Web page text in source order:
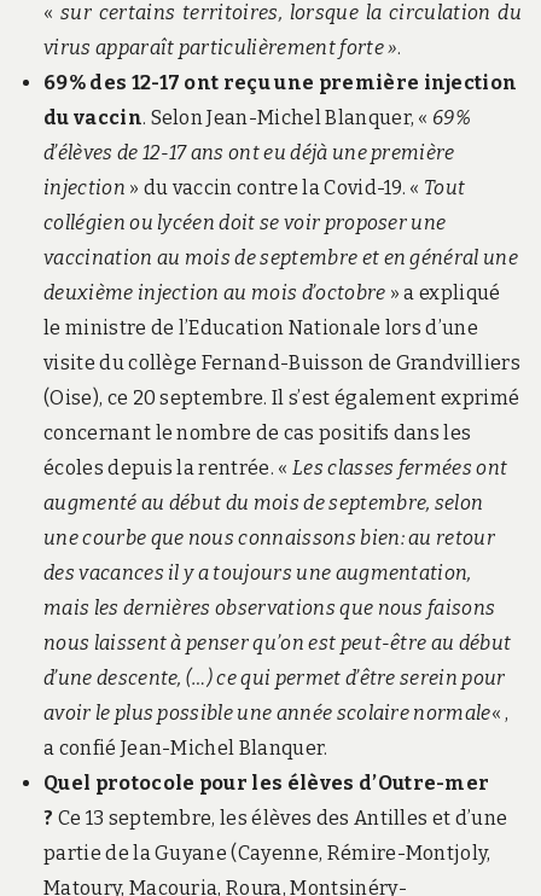
«sur certains territoires, lorsque la circulation du
virus apparaît particulièrement forte ».
69% des 12-17 ont reçu une première injection
du vaccin. Selon Jean-Michel Blanquer, « 69%
d’élèves de 12-17 ans ont eu déjà une première
injection » du vaccin contre la Covid-19. « Tout
collégien ou lycéen doit se voir proposer une
vaccination au mois de septembre et en général une
deuxième injection au mois d’octobre » a expliqué
le ministre de l’Education Nationale lors d’une
visite du collège Fernand-Buisson de Grandvilliers
(Oise), ce 20 septembre. Il s’est également exprimé
concernant le nombre de cas positifs dans les
écoles depuis la rentrée. « Les classes fermées ont
augmenté au début du mois de septembre, selon
une courbe que nous connaissons bien: au retour
des vacances il y a toujours une augmentation,
mais les dernières observations que nous faisons
nous laissent à penser qu’on est peut-être au début
d’une descente, (…) ce qui permet d’être serein pour
avoir le plus possible une année scolaire normale« ,
a confié Jean-Michel Blanquer.
Quel protocole pour les élèves d’Outre-mer
? Ce 13 septembre, les élèves des Antilles et d’une
partie de la Guyane (Cayenne, Rémire-Montjoly,
Matoury, Macouria, Roura, Montsinéry-